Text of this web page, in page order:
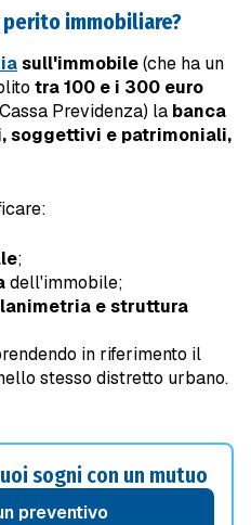
immobiliare?
sull'immobile(che ha un
tra 100 e i 300 euro
Previdenza) la banca
soggettivi e patrimoniali,
;
dell'immobile;
e struttura
in riferimento il
stesso distretto urbano.
sogni con un mutuo
preventivo